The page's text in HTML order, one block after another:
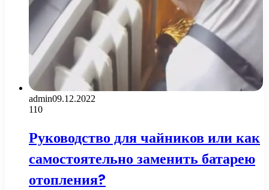
admin09.12.2022
110
Руководство для чайников или как
самостоятельно заменить батарею
отопления?